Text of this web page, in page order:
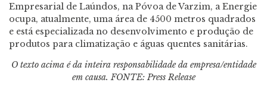
Empresarial de Laúndos, na Póvoa de Varzim, a Energie
ocupa, atualmente, uma área de 4500 metros quadrados
e está especializada no desenvolvimento e produção de
produtos para climatização e águas quentes sanitárias.
O texto acima é da inteira responsabilidade da empresa/entidade
em causa. FONTE: Press Release